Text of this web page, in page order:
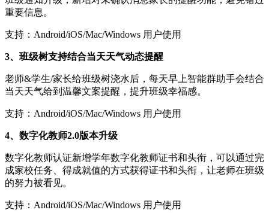
重要信息。
支持：Android/iOS/Mac/Windows 用户使用
3、班级树支持结合当天天气动态提醒
老师&学生/家长给班级树浇水后，每天早上智能群助手会结合
当天天气给到温馨文案提醒，提升班级幸福感。
支持：Android/iOS/Mac/Windows 用户使用
4、数字化教师2.0版本升级
数字化教师认证新增学年数字化教师证书和头衔，可以通过完
成家校任务、得成就值的方式获得证书和头衔，让老师在班级
的努力被看见。
支持：Android/iOS/Mac/Windows 用户使用